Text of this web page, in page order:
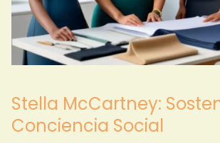
Stella McCartney:
Conciencia Social